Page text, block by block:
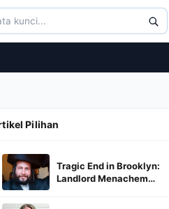
Pilihan
Tragic End in Brooklyn:
Landlord Menachem